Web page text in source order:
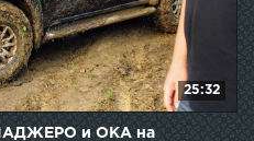
25:32
и ОКА на